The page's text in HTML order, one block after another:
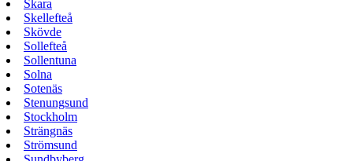
Skara
Skellefteå
Skövde
Sollefteå
Sollentuna
Solna
Sotenäs
Stenungsund
Stockholm
Strängnäs
Strömsund